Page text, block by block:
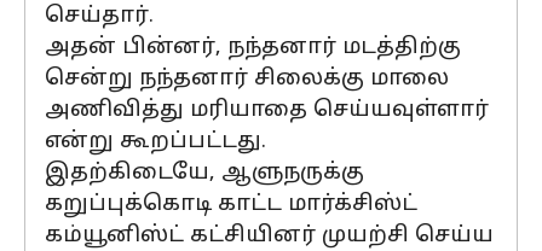
செய்தார்.
அதன் பின்னர், நந்தனார் மடத்திற்கு
சென்று நந்தனார் சிலைக்கு மாலை
அணிவித்து மரியாதை செய்யவுள்ளார்
என்று கூறப்பட்டது.
இதற்கிடையே, ஆளுநருக்கு
கறுப்புக்கொடி காட்ட மார்க்சிஸ்ட்
கம்யூனிஸ்ட் கட்சியினர் முயற்சி செய்ய